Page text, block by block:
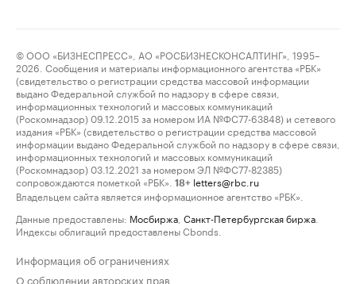
© ООО «БИЗНЕСПРЕСС», АО «РОСБИЗНЕСКОНСАЛТИНГ», 1995–
2026. Сообщения и материалы информационного агентства «РБК»
(свидетельство о регистрации средства массовой информации
выдано Федеральной службой по надзору в сфере связи,
информационных технологий и массовых коммуникаций
(Роскомнадзор) 09.12.2015 за номером ИА №ФС77-63848) и сетевого
издания «РБК» (свидетельство о регистрации средства массовой
информации выдано Федеральной службой по надзору в сфере связи,
информационных технологий и массовых коммуникаций
(Роскомнадзор) 03.12.2021 за номером ЭЛ №ФС77-82385)
сопровождаются пометкой «РБК».
18+ letters@rbc.ru
Владельцем сайта является информационное агентство «РБК».
Данные предоставлены: Мосбиржа Санкт-Петербургская биржа
Индексы облигаций предоставлены Cbonds.
Информация об ограничениях
О соблюдении авторских прав